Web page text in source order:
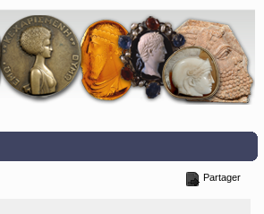
Partager